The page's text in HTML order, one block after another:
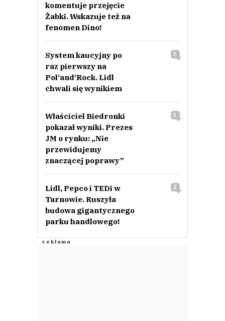
komentuje przejęcie
Żabki. Wskazuje też na
fenomen Dino!
System kaucyjny po
raz pierwszy na
Pol‘and‘Rock. Lidl
chwali się wynikiem
3
Właściciel Biedronki
pokazał wyniki. Prezes
JM o rynku: „Nie
przewidujemy
znaczącej poprawy”
3
Lidl, Pepco i TEDi w
Tarnowie. Ruszyła
budowa gigantycznego
parku handlowego!
2